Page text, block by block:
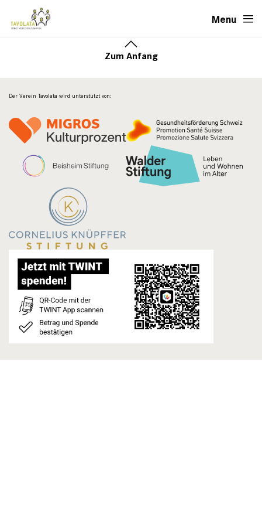
Menu
Zum Anfang
Der Verein Tavolata wird unterstützt von: